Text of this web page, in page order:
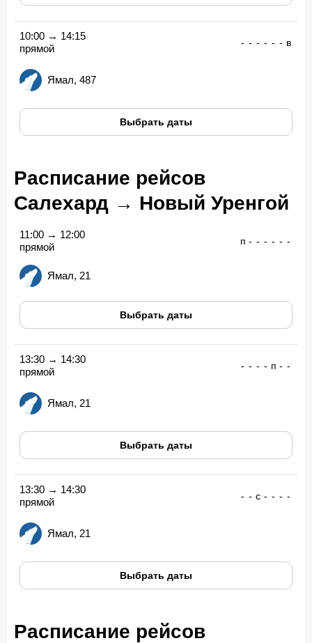
10:00 → 14:15
прямой
Ямал, 487
- - - - - - в
Выбрать даты
Расписание рейсов
Салехард → Новый Уренгой
11:00 → 12:00
прямой
Ямал, 21
п - - - - - -
Выбрать даты
13:30 → 14:30
прямой
Ямал, 21
- - - - п - -
Выбрать даты
13:30 → 14:30
прямой
Ямал, 21
- - с - - - -
Выбрать даты
Расписание рейсов